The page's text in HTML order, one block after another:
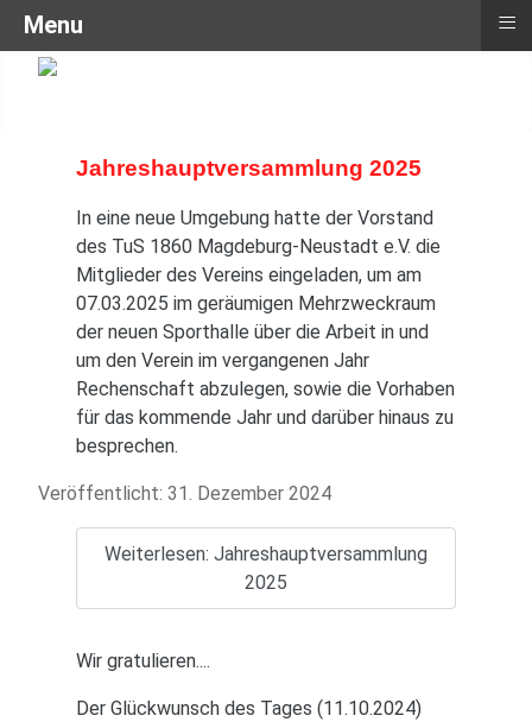
Jahreshauptversammlung 2025
In eine neue Umgebung hatte der Vorstand
des TuS 1860 Magdeburg-Neustadt e.V. die
Mitglieder des Vereins eingeladen, um am
07.03.2025 im geräumigen Mehrzweckraum
der neuen Sporthalle über die Arbeit in und
um den Verein im vergangenen Jahr
Rechenschaft abzulegen, sowie die Vorhaben
für das kommende Jahr und darüber hinaus zu
besprechen.
Veröffentlicht: 31. Dezember 2024
Weiterlesen: Jahreshauptversammlung
2025
Wir gratulieren....
Der Glückwunsch des Tages (11.10.2024)
Menu ≡